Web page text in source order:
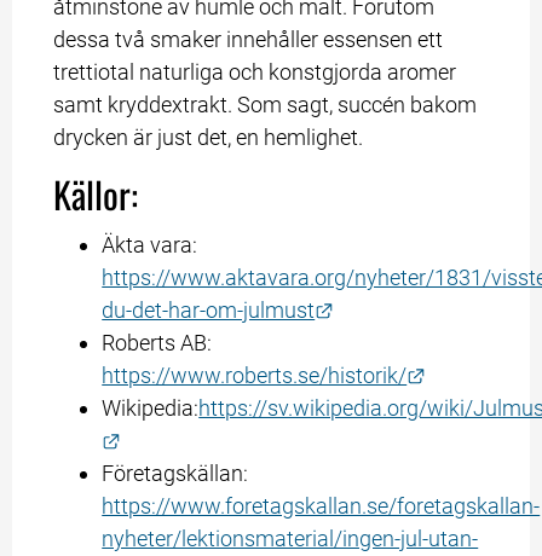
åtminstone av humle och malt. Förutom
dessa två smaker innehåller essensen ett
trettiotal naturliga och konstgjorda aromer
samt kryddextrakt. Som sagt, succén bakom
drycken är just det, en hemlighet.
Källor:
https://www.aktavara.org/nyheter/1831/
du-det-har-om-julmust
Länk till annan
https://www.roberts.se/historik/
Länk till
Wikipedia:https://sv.wikipedia.org/wiki/
Länk till annan webbplats.
https://www.foretagskallan.se/foretagskallan-
nyheter/lektionsmaterial/ingen-jul-utan-